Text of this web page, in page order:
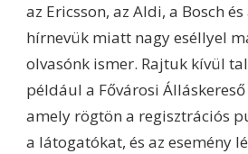
az Ericsson, az Aldi, a Bosch
hírnevük miatt nagy eséllyel
olvasónk ismer. Rajtuk kívül
például a Fővárosi
amely rögtön a regisztrációs
a látogatókat, és az esemény